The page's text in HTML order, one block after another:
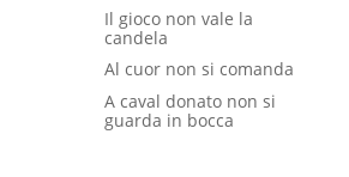
Il gioco non vale la
candela
Al cuor non si comanda
A caval donato non si
guarda in bocca